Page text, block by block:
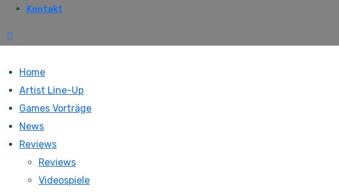
Kontakt
Home
Artist Line-Up
Games Vorträge
News
Reviews
Reviews
Videospiele